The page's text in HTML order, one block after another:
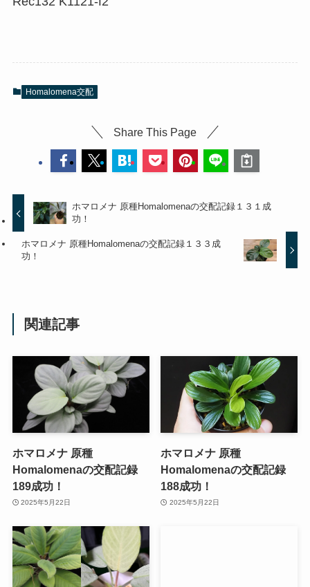
Homalomena交配
Share This Page
ホマロメナ 原種Homalomenaの交配記録１３１成
功！
ホマロメナ 原種Homalomenaの交配記録１３３成
功！
関連記事
ホマロメナ 原種
Homalomenaの交配記録
189成功！
2025年5月22日
ホマロメナ 原種
Homalomenaの交配記録
188成功！
2025年5月22日